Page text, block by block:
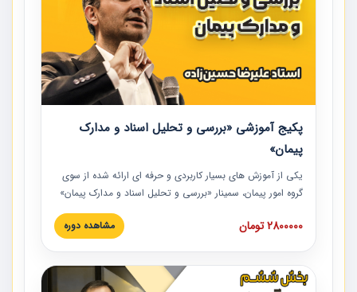
پکیج آموزشی «بررسی و تحلیل اسناد و مدارک
پیمان»
یکی از آموزش‏‏‏‏‏‏ های بسیار کاربردی و حرفه‏ ای ارائه شده از سوی
گروه امور پیمان، سمینار «بررسی و تحلیل اسناد و مدارک پیمان»
است که در دانشگاه صنعتی شریف ارائه شد. در این آموزش
نکات کلیدی مربوط به اسناد و مدارک پیمان، اولویت بندی اسناد
پیمان به همراه تجربیات عملی در این خصوص ارائه شده است.
2800000 تومان مشاهده دوره